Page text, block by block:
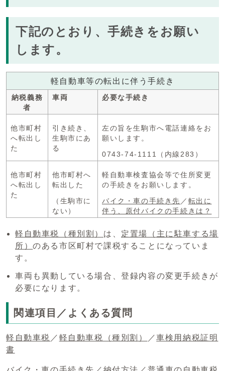
下記のとおり、手続きをお願い
します。
軽自動車等の転出に伴う手続き
納税義務
者
車両 必要な手続き
他市町村
へ転出し
た
引き続き、
生駒市にあ
る
左の旨を生駒市へ電話連絡をお
願いします。
0743-74-1111（内線283）
他市町村
へ転出し
た
他市町村へ
転出した
（生駒市に
ない）
軽自動車検査協会等で住所変更
の手続きをお願いします。
バイク・車の手続き先 ／ 転出に
伴う、原付バイクの手続きは？
軽自動車税（種別割） は、 定置場（主に駐車する場
所）のある市区町村で課税することになっていま
す。
車両も異動している場合、登録内容の変更手続きが
必要になります。
関連項目／よくある質問
軽自動車税 ／ 軽自動車税（種別割） ／車検用納税証明
書